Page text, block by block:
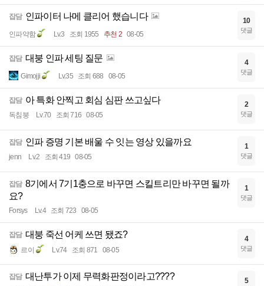
잡담 인파이터 나메 클리어 했습니다
인파약함 Lv.3 조회 1955 추천 2 08-05
10
댓글
잡담 대붕 인파 세팅 질문
Gimojji Lv.35 조회 688 08-05
4
댓글
잡담 아 특화 안찍고 회심 심판 쓰고싶다
독침붕 Lv.70 조회 716 08-05
2
댓글
잡담 인파 증명 기본 배울 수 잇는 영상 있을까요
jenn Lv.2 조회 419 08-05
1
댓글
잡담 8기에서 7기1충으로 바꾸면 스킬트리만 바꾸면 될까
요?
Forsys Lv.4 조회 723 08-05
1
댓글
잡담 대붕 죽선 어케 쓰면 됐죠?
르이 Lv.74 조회 871 08-05
4
댓글
잡담 대난투가 이제 무력화판정이라고???? 5